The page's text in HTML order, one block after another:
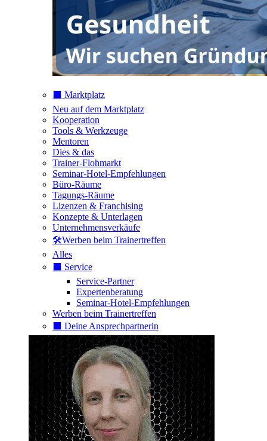
⬛️ Marktplatz
Neu auf dem Marktplatz
Kooperation
Tools & Werkzeuge
Mentoren
Dies & das
Trainer-Flohmarkt
Seminar-Hotel-Empfehlungen
Büro-Räume
Tagungs-Räume
Lizenzen & Franchising
Konzepte & Unterlagen
Unternehmensverkäufe
🛠️Werben beim Trainertreffen
Alles
⬛️ Service
Service-Partner
Expertenberatung
Seminar-Hotel-Empfehlungen
Werben beim Trainertreffen
⬛️ Deine Ansprechpartnerin